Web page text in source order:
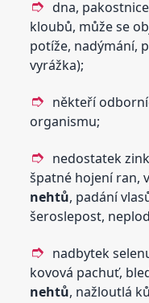
dna,
kloubů, může se
potíže, nadýmání,
vyrážka);
někteří
organismu;
nedostatek
špatné hojení ran,
nehtů, padání
šeroslepost,
nadbytek
kovová pachuť,
nehtů, nažloutlá